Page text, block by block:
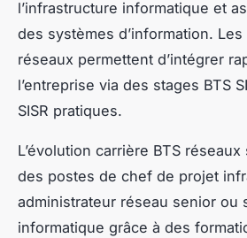
l’infrastructure informatique et
des systèmes d’information.
réseaux permettent d’intégrer
l’entreprise via des stages BTS
SISR pratiques.
L’évolution carrière BTS réseaux
des postes de chef de projet
administrateur réseau senior ou
informatique grâce à des